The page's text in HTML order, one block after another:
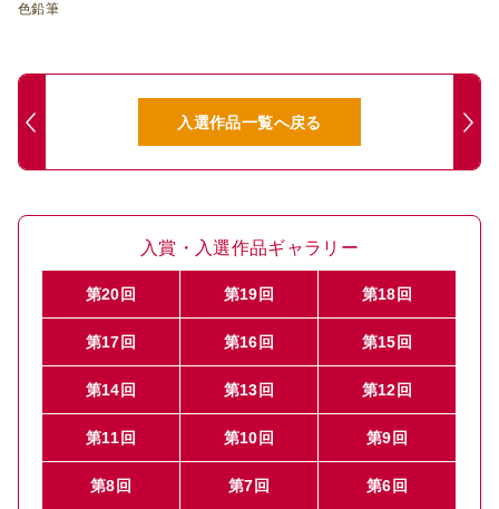
色鉛筆
入選作品一覧へ戻る
入賞・入選作品ギャラリー
第20回 第19回 第18回
第17回 第16回 第15回
第14回 第13回 第12回
第11回 第10回 第9回
第8回 第7回 第6回